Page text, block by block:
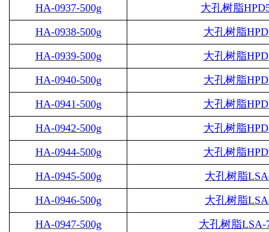
HA-0937-500g
大孔树脂
HA-0938-500g
大孔树脂
HA-0939-500g
大孔树脂
HA-0940-500g
大孔树脂
HA-0941-500g
大孔树脂
HA-0942-500g
大孔树脂
HA-0944-500g
大孔树脂
HA-0945-500g
大孔树脂
HA-0946-500g
大孔树脂
HA-0947-500g
大孔树脂LSA-